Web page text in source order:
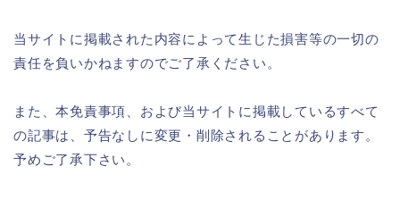
当サイトに掲載された内容によって生じた損害等の一切の
責任を負いかねますのでご了承ください。
また、本免責事項、および当サイトに掲載しているすべて
の記事は、予告なしに変更・削除されることがあります。
予めご了承下さい。